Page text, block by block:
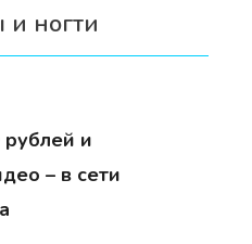
и ногти
и
– в сети